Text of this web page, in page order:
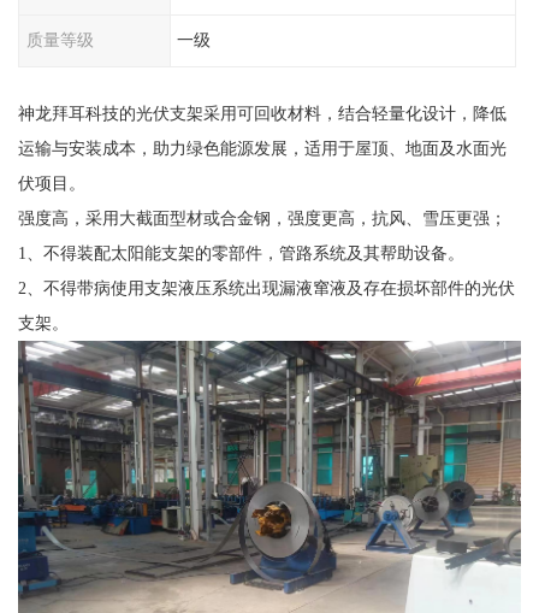
质量等级 一级
神龙拜耳科技的光伏支架采用可回收材料，结合轻量化设计，降低
运输与安装成本，助力绿色能源发展，适用于屋顶、地面及水面光
伏项目。
强度高，采用大截面型材或合金钢，强度更高，抗风、雪压更强；
1、不得装配太阳能支架的零部件，管路系统及其帮助设备。
2、不得带病使用支架液压系统出现漏液窜液及存在损坏部件的光伏
支架。